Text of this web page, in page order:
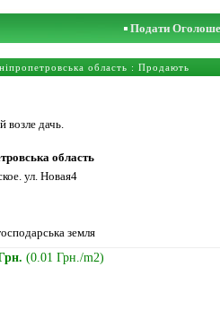
Подати
область : Продають
возле дачь.
область
ул. Новая4
земля
(0.01 Грн./m2)